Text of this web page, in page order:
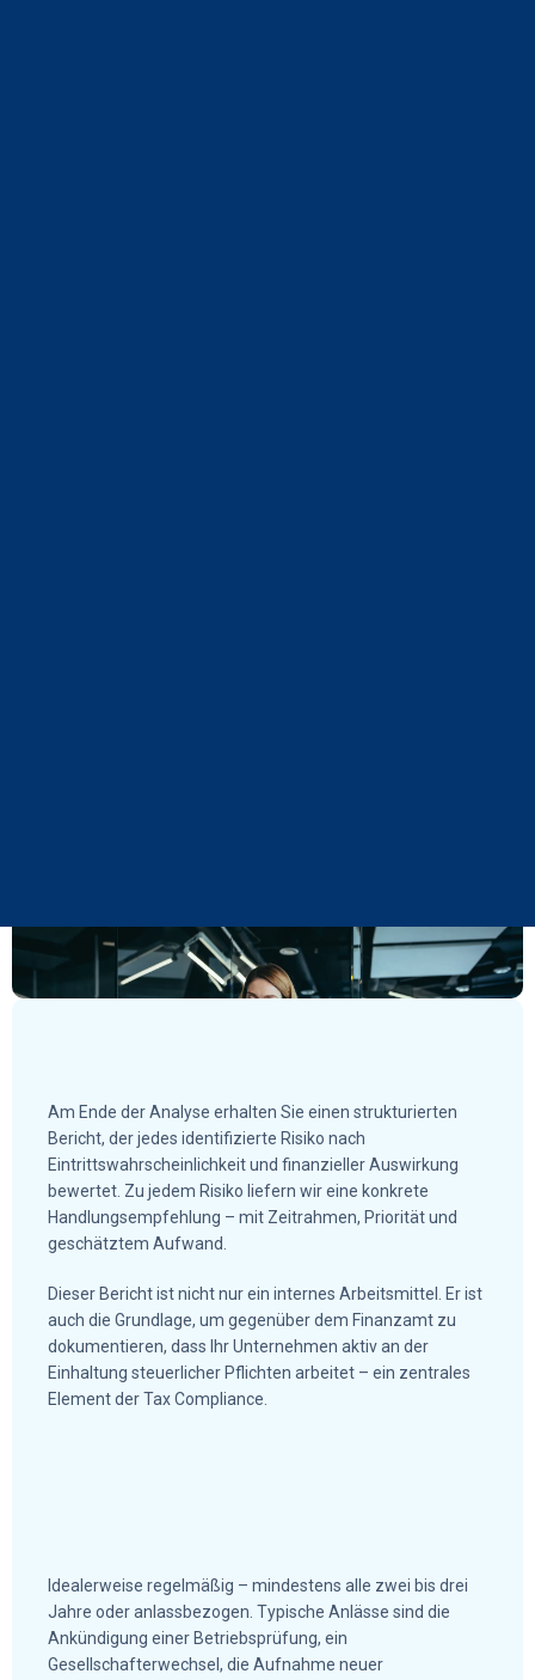
Am Ende der Analyse erhalten Sie einen strukturierten
Bericht, der jedes identifizierte Risiko nach
Eintrittswahrscheinlichkeit und finanzieller Auswirkung
bewertet. Zu jedem Risiko liefern wir eine konkrete
Handlungsempfehlung – mit Zeitrahmen, Priorität und
geschätztem Aufwand.
Dieser Bericht ist nicht nur ein internes Arbeitsmittel. Er ist
auch die Grundlage, um gegenüber dem Finanzamt zu
dokumentieren, dass Ihr Unternehmen aktiv an der
Einhaltung steuerlicher Pflichten arbeitet – ein zentrales
Element der Tax Compliance.
Idealerweise regelmäßig – mindestens alle zwei bis drei
Jahre oder anlassbezogen. Typische Anlässe sind die
Ankündigung einer Betriebsprüfung, ein
Gesellschafterwechsel, die Aufnahme neuer